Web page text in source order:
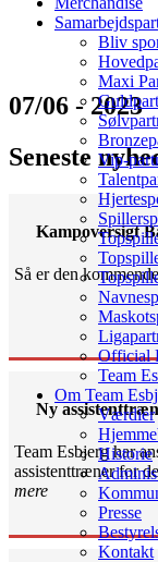
Bliv
Maxi
Vip-
Official
Team
Om Team
Værdier
Historie
Presse
Kontakt
07/06 - 2023
Seneste
Kampoversigt
Så er den
Ny
Team Esbjerg har
assistenttræner for
mere